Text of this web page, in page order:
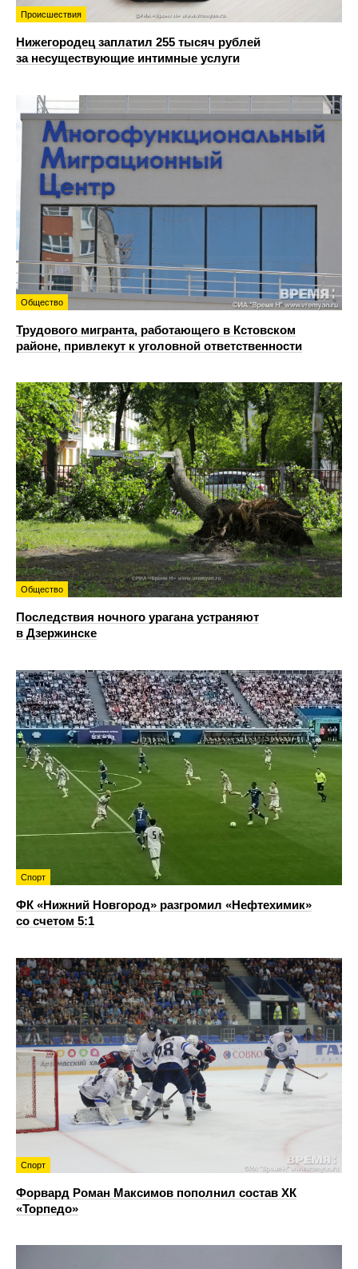
Происшествия
Нижегородец заплатил 255 тысяч рублей
за несуществующие интимные услуги
Общество
Трудового мигранта, работающего в Кстовском
районе, привлекут к уголовной ответственности
Общество
Последствия ночного урагана устраняют
в Дзержинске
Спорт
ФК «Нижний Новгород» разгромил «Нефтехимик»
со счетом 5:1
Спорт
Форвард Роман Максимов пополнил состав ХК
«Торпедо»